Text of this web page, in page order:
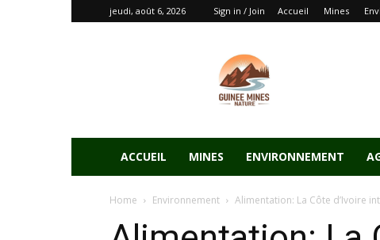
jeudi, août 6, 2026 Sign in / Join Accueil Mines
ACCUEIL MINES ENVIRONNEMENT
Home Environnement Alimentation: La Côte d’Ivoire